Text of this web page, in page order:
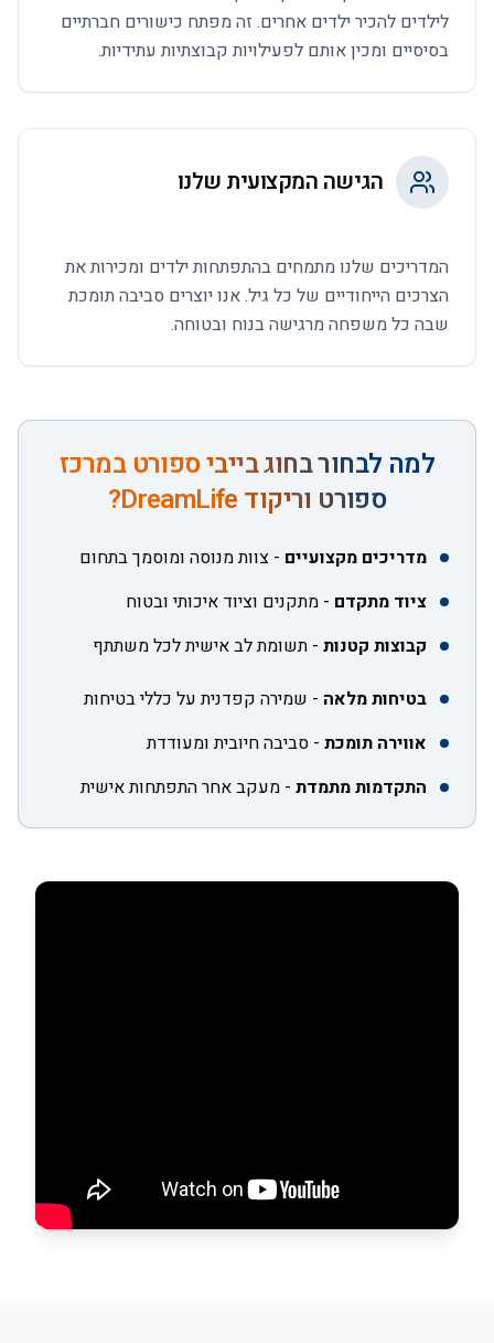
לילדים להכיר ילדים אחרים. זה מפתח כישורים חברתיים
בסיסיים ומכין אותם לפעילויות קבוצתיות עתידיות.
הגישה המקצועית שלנו
המדריכים שלנו מתמחים בהתפתחות ילדים ומכירות את
הצרכים הייחודיים של כל גיל. אנו יוצרים סביבה תומכת
שבה כל משפחה מרגישה בנוח ובטוחה.
למה לבחור בחוג בייבי ספורט במרכז
ספורט וריקוד DreamLife?
מדריכים מקצועיים - צוות מנוסה ומוסמך בתחום
ציוד מתקדם - מתקנים וציוד איכותי ובטוח
קבוצות קטנות - תשומת לב אישית לכל משתתף
בטיחות מלאה - שמירה קפדנית על כללי בטיחות
אווירה תומכת - סביבה חיובית ומעודדת
התקדמות מתמדת - מעקב אחר התפתחות אישית